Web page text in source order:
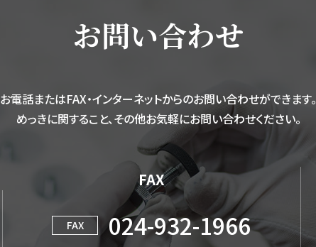
お問い合わせ
お電話またはFAX・インターネットからのお問い合わせができます。
めっきに関すること、その他お気軽にお問い合わせください。
FAX
FAX 024-932-1966